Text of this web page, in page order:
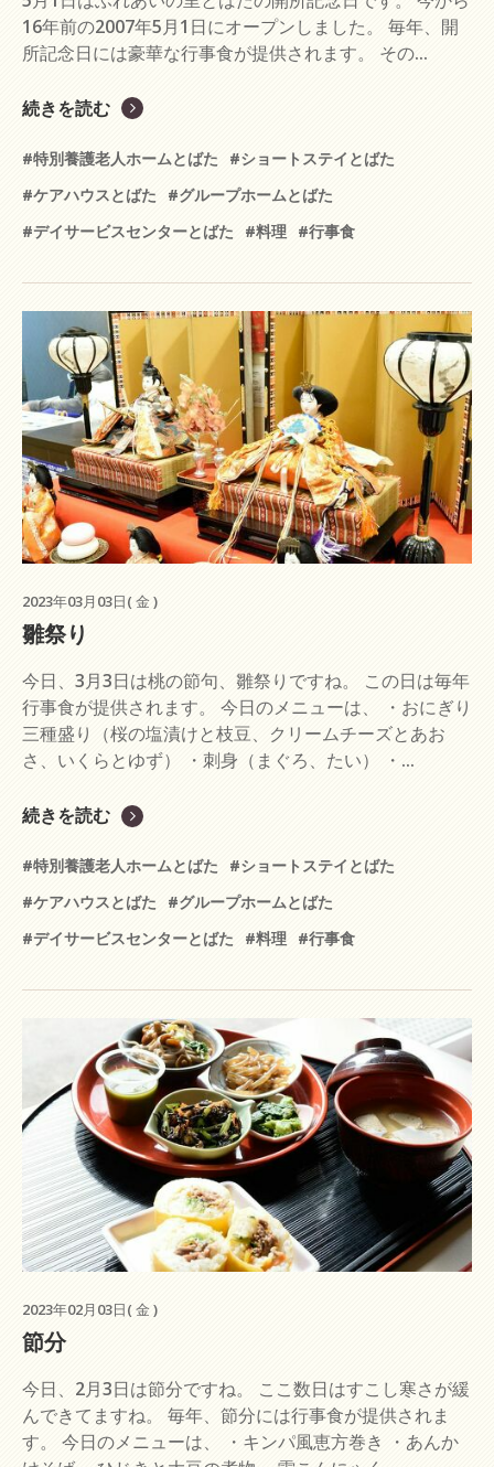
16年前の2007年5月1日にオープンしました。 毎年、開
所記念日には豪華な行事食が提供されます。 その...
続きを読む
#特別養護老人ホームとばた
#ショートステイとばた
#ケアハウスとばた
#グループホームとばた
#デイサービスセンターとばた
#料理 #行事食
2023年03月03日( 金 )
雛祭り
今日、3月3日は桃の節句、雛祭りですね。 この日は毎年
行事食が提供されます。 今日のメニューは、 ・おにぎり
三種盛り（桜の塩漬けと枝豆、クリームチーズとあお
さ、いくらとゆず） ・刺身（まぐろ、たい） ・...
続きを読む
#特別養護老人ホームとばた
#ショートステイとばた
#ケアハウスとばた
#グループホームとばた
#デイサービスセンターとばた
#料理 #行事食
2023年02月03日( 金 )
節分
今日、2月3日は節分ですね。 ここ数日はすこし寒さが緩
んできてますね。 毎年、節分には行事食が提供されま
す。 今日のメニューは、 ・キンパ風恵方巻き ・あんか